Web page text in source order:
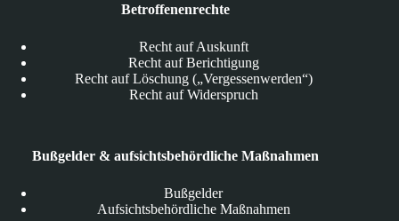
Betroffenenrechte
Recht auf Auskunft
Recht auf Berichtigung
Recht auf Löschung („Vergessenwerden“)
Recht auf Widerspruch
Bußgelder & aufsichtsbehördliche Maßnahmen
Bußgelder
Aufsichtsbehördliche Maßnahmen